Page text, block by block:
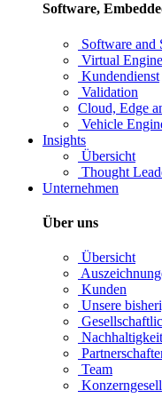
Software,
Software and
Virtual
Kundendienst
Validation
Cloud, Edge
Vehicle
Insights
Übersicht
Thought
Unternehmen
Über uns
Übersicht
Kunden
Unsere
Nachhaltigkeit
Team